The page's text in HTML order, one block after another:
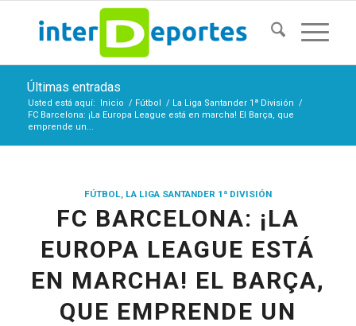
Últimas entradas
Usted está aquí: Inicio / Fútbol / La Liga Santander 1ª División /
FC Barcelona: ¡La Europa League está en marcha! El Barça, que
emprende un...
FÚTBOL, LA LIGA SANTANDER 1ª DIVISIÓN
FC BARCELONA: ¡LA
EUROPA LEAGUE ESTÁ
EN MARCHA! EL BARÇA,
QUE EMPRENDE UN